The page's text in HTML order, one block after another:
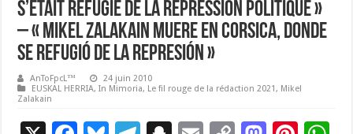
s’était réfugié de la répression politique »
– « Mikel Zalakain muere en Corsica, donde
se refugió de la represión »
AnToFpcL™
24 juin 2010
EUSKAL HERRIA,In Mimoria, Le fil rouge de la rédaction 2021, Mikel
Zalakain